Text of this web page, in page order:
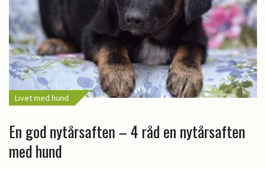
Livet med hund
En god nytårsaften – 4 råd en nytårsaften
med hund